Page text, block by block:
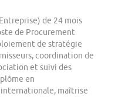
de 24 mois
de Procurement
de stratégie
coordination de
et suivi des
en
maîtrise